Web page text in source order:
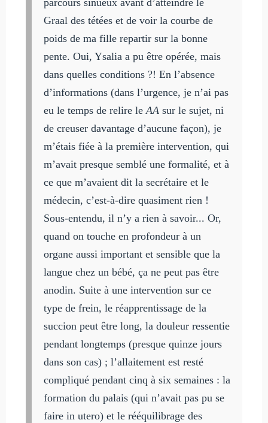
parcours sinueux avant d’atteindre le
Graal des tétées et de voir la courbe de
poids de ma fille repartir sur la bonne
pente. Oui, Ysalia a pu être opérée, mais
dans quelles conditions ?! En l’absence
d’informations (dans l’urgence, je n’ai pas
eu le temps de relire leAAsur le sujet, ni
de creuser davantage d’aucune façon), je
m’étais fiée à la première intervention, qui
m’avait presque semblé une formalité, et à
ce que m’avaient dit la secrétaire et le
médecin, c’est-à-dire quasiment rien !
Sous-entendu, il n’y a rien à savoir... Or,
quand on touche en profondeur à un
organe aussi important et sensible que la
langue chez un bébé, ça ne peut pas être
anodin. Suite à une intervention sur ce
type de frein, le réapprentissage de la
succion peut être long, la douleur ressentie
pendant longtemps (presque quinze jours
dans son cas) ; l’allaitement est resté
compliqué pendant cinq à six semaines : la
formation du palais (qui n’avait pas pu se
faire in utero) et le rééquilibrage des